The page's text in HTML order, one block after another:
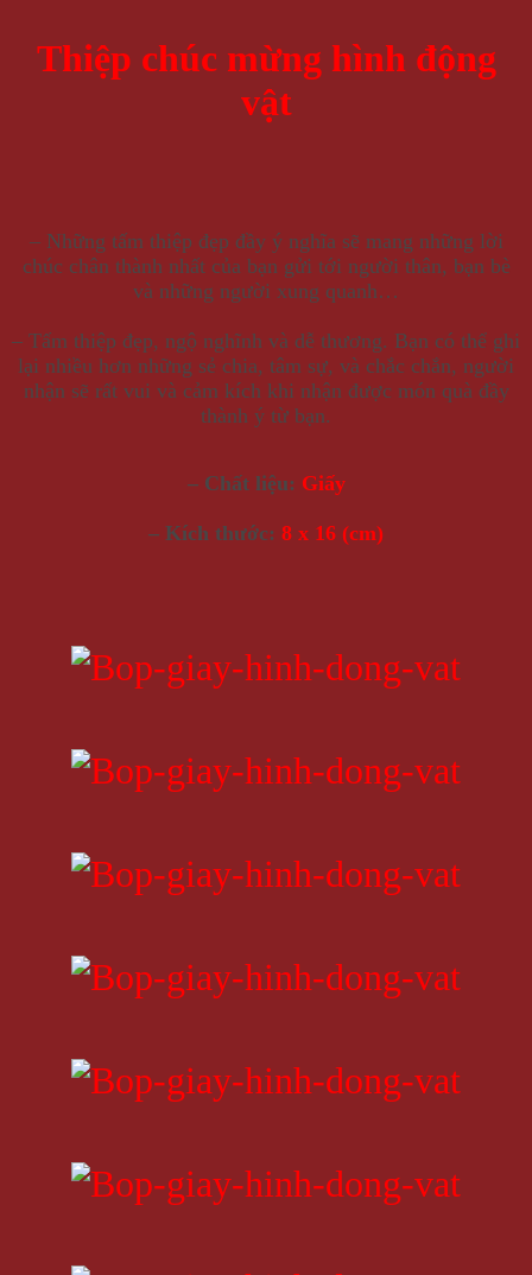
Thiệp chúc mừng hình động
vật
– Những tấm thiệp đẹp đầy ý nghĩa sẽ mang những lời
chúc chân thành nhất của bạn gửi tới người thân, bạn bè
và những người xung quanh…
– Tấm thiệp đẹp, ngộ nghĩnh và dễ thương. Bạn có thể ghi
lại nhiều hơn những sẻ chia, tâm sự, và chắc chắn, người
nhận sẽ rất vui và cảm kích khi nhận được món quà đầy
thành ý từ bạn.
– Chất liệu: Giấy
– Kích thước: 8 x 16 (cm)